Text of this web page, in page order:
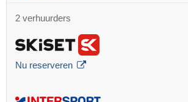
2 verhuurders
Nu reserveren